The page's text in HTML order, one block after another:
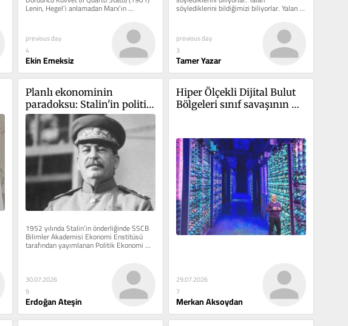
Lenin, Hegel’i anlamadan Marx’ın
anlanamayacağını pek...
previous day
4
Ekin Emeksiz
söylediklerini bildiğimizi biliyorlar. Yalan
söylediklerini bildiğimizi...
previous day
3
Tamer Yazar
Planlı ekonominin
paradoksu: Stalin'in politik
ekonomi ders kitabı
üzerine bir eleştiri
1952 yılında Stalin’in önderliğinde SSCB
Bilimler Akademisi Ekonomi Enstitüsü
tarafından yayımlanan Politik Ekonomi
Ders Kitabı, Sovyet...
30.07.2026
9
Erdoğan Ateşin
Hiper Ölçekli Dijital Bulut
Bölgeleri sınıf savaşının
29.07.2026
7
Merkan Aksoydan